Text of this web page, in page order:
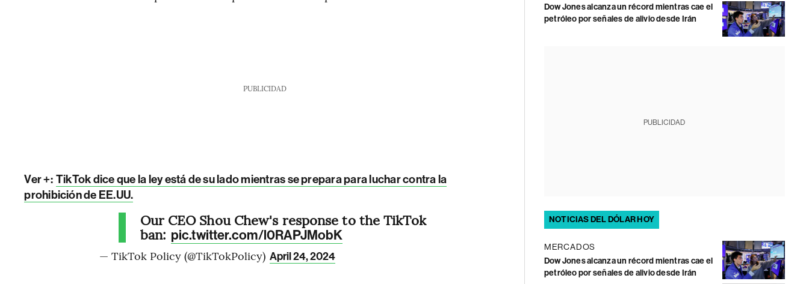
PUBLICIDAD
Ver +: TikTok dice que la ley está de su lado mientras se prepara para luchar contra la
prohibición de EE.UU.
Our CEO Shou Chew's response to the TikTok
ban: pic.twitter.com/l0RAPJMobK
— TikTok Policy (@TikTokPolicy) April 24, 2024
Dow Jones alcanza un récord mientras cae el
petróleo por señales de alivio desde Irán
PUBLICIDAD
NOTICIAS DEL DÓLAR HOY
MERCADOS
Dow Jones alcanza un récord mientras cae el
petróleo por señales de alivio desde Irán